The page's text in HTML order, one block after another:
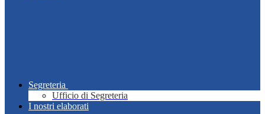
Segreteria
Ufficio di Segreteria
I nostri elaborati